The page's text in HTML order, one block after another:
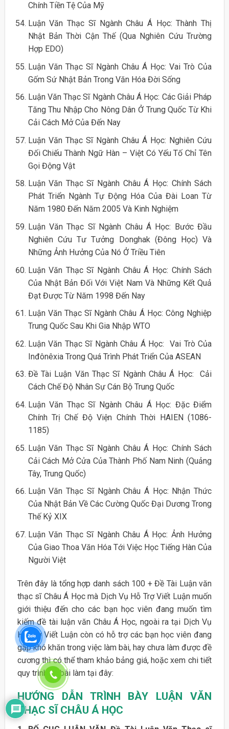
Chính Tiền Tệ Của Mỹ
Luận Văn Thạc Sĩ Ngành Châu Á Học: Thành Thị
Nhật Bản Thời Cận Thế (Qua Nghiên Cứu Trường
Hợp EDO)
Luận Văn Thạc Sĩ Ngành Châu Á Học: Vai Trò Của
Gốm Sứ Nhật Bản Trong Văn Hóa Đời Sống
Luận Văn Thạc Sĩ Ngành Châu Á Học: Các Giải Pháp
Tăng Thu Nhập Cho Nông Dân Ở Trung Quốc Từ Khi
Cải Cách Mở Của Đến Nay
Luận Văn Thạc Sĩ Ngành Châu Á Học: Nghiên Cứu
Đối Chiếu Thành Ngữ Hàn – Việt Có Yếu Tố Chỉ Tên
Gọi Động Vật
Luận Văn Thạc Sĩ Ngành Châu Á Học: Chính Sách
Phát Triển Ngành Tự Động Hóa Của Đài Loan Từ
Năm 1980 Đến Năm 2005 Và Kinh Nghiệm
Luận Văn Thạc Sĩ Ngành Châu Á Học: Bước Đầu
Nghiên Cứu Tư Tưởng Donghak (Đông Học) Và
Những Ảnh Hưởng Của Nó Ở Triều Tiên
Luận Văn Thạc Sĩ Ngành Châu Á Học: Chính Sách
Của Nhật Bản Đối Với Việt Nam Và Những Kết Quả
Đạt Được Từ Năm 1998 Đến Nay
Luận Văn Thạc Sĩ Ngành Châu Á Học: Công Nghiệp
Trung Quốc Sau Khi Gia Nhập WTO
Luận Văn Thạc Sĩ Ngành Châu Á Học: Vai Trò Của
Inđônêxia Trong Quá Trình Phát Triển Của ASEAN
Đề Tài Luận Văn Thạc Sĩ Ngành Châu Á Học: Cải
Cách Chế Độ Nhân Sự Cán Bộ Trung Quốc
Luận Văn Thạc Sĩ Ngành Châu Á Học: Đặc Điểm
Chính Trị Chế Độ Viện Chính Thời HAIEN (1086-
1185)
Luận Văn Thạc Sĩ Ngành Châu Á Học: Chính Sách
Cải Cách Mở Cửa Của Thành Phố Nam Ninh (Quảng
Tây, Trung Quốc)
Luận Văn Thạc Sĩ Ngành Châu Á Học: Nhận Thức
Của Nhật Bản Về Các Cường Quốc Đại Dương Trong
Thế Kỷ XIX
Luận Văn Thạc Sĩ Ngành Châu Á Học: Ảnh Hưởng
Của Giao Thoa Văn Hóa Tới Việc Học Tiếng Hàn Của
Người Việt
Trên đây là tổng hợp danh sách 100 + Đề Tài Luận văn
thạc sĩ Châu Á Học mà Dịch Vụ Hỗ Trợ Viết Luận muốn
giới thiệu đến cho các bạn học viên đang muốn tìm
kiếm đề tài luận văn Châu Á Học, ngoài ra tại Dịch Vụ
Hỗ Trợ Viết Luận còn có hỗ trợ các bạn học viên đang
gặp khó khăn trong việc làm bài, hay chưa làm được đề
cương thì có thể tham khảo bảng giá, hoặc xem chi tiết
quy trình về bài làm tại đây:
HƯỚNG DẪN TRÌNH BÀY LUẬN VĂN
THẠC SĨ CHÂU Á HỌC